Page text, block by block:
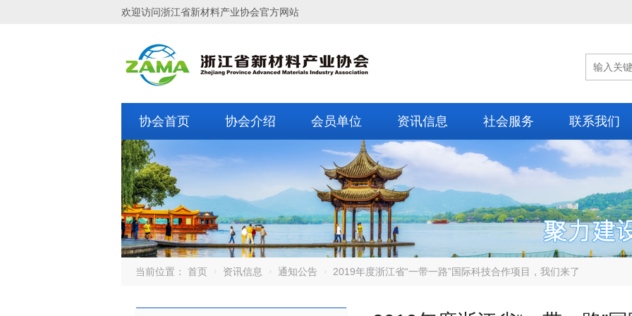
欢迎访问浙江省新材料产业协会官方网站
协会首页 协会介绍 会员单位 资讯信息 社会服务 联系我们
当前位置： 首页 资讯信息 通知公告 2019年度浙江省“一带一路”国际科技合作项目，我们来了